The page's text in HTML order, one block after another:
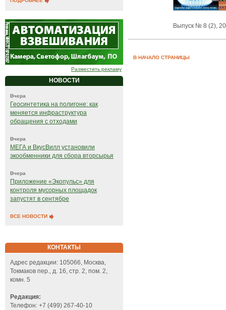
Разместить рекламу
НОВОСТИ
Вчера
Геосинтетика на полигоне: как
меняется инфраструктура
обращения с отходами
Вчера
МЕГА и ВкусВилл установили
экообменники для сбора вторсырья
Вчера
Приложение «Экопульс» для
контроля мусорных площадок
запустят в сентябре
ВСЕ НОВОСТИ
КОНТАКТЫ
Адрес редакции: 105066, Москва,
Токмаков пер., д. 16, стр. 2, пом. 2,
комн. 5
Редакция:
Телефон: +7 (499) 267-40-10
Выпуск № 8 (2),
В НАЧАЛО СТРАНИЦЫ